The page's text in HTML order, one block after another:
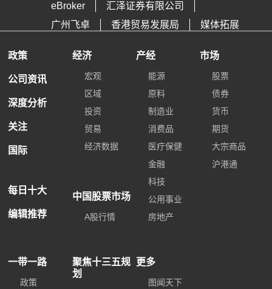
eBroker
汇泽证券有限公司
广州飞卓
香港贸易发展局 媒体拓展
政策
公司资讯
深度分析
关注
国际
每日十大
编辑推荐
经济
宏观
区域
投资
贸易
经济数据
中国股票市场
A股行情
产经
能源
原料
制造业
消费品
医疗保健
金融
科技
公用事业
房地产
市场
股票
债券
货币
期货
大宗商品
沪港通
一带一路
政策
聚焦十三五规
划
更多
图闻天下